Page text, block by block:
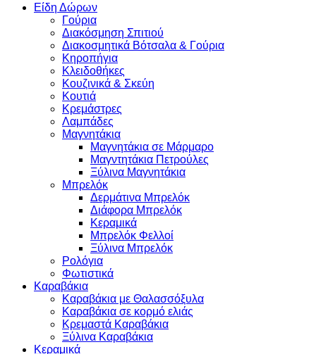
Είδη Δώρων
Γούρια
Διακόσμηση Σπιτιού
Διακοσμητικά Βότσαλα & Γούρια
Κηροπήγια
Κλειδοθήκες
Κουζινικά & Σκεύη
Κουτιά
Κρεμάστρες
Λαμπάδες
Μαγνητάκια
Μαγνητάκια σε Μάρμαρο
Μαγντητάκια Πετρούλες
Ξύλινα Μαγνητάκια
Μπρελόκ
Δερμάτινα Μπρελόκ
Διάφορα Μπρελόκ
Κεραμικά
Μπρελόκ Φελλοί
Ξύλινα Μπρελόκ
Ρολόγια
Φωτιστικά
Καραβάκια
Καραβάκια με Θαλασσόξυλα
Καραβάκια σε κορμό ελιάς
Κρεμαστά Καραβάκια
Ξύλινα Καραβάκια
Κεραμικά